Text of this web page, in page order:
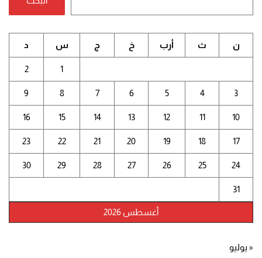
أغسطس 2026
ن ث أرب خ ج س د
1
2
3
4
5
6
7
8
9
10
11
12
13
14
15
16
17
18
19
20
21
22
23
24
25
26
27
28
29
30
31
« يوليو